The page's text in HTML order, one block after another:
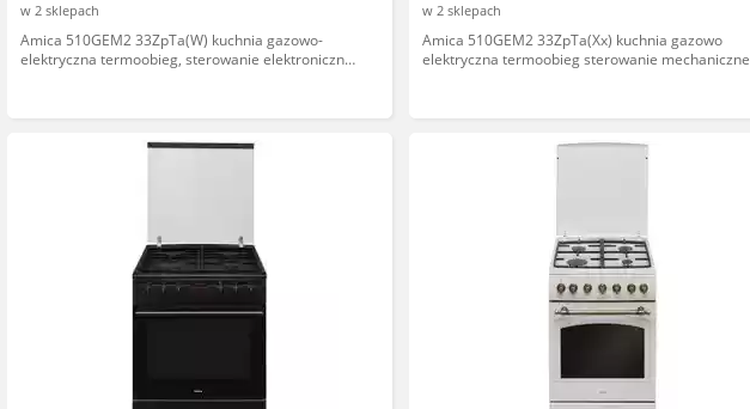
w 2 sklepach
Amica 510GEM2 33ZpTa(W) kuchnia gazowo-
elektryczna termoobieg, sterowanie elektroniczne,
w 2 sklepach
Amica 510GEM2 33ZpTa(Xx) kuchnia gazowo
elektryczna termoobieg sterowanie mechaniczne